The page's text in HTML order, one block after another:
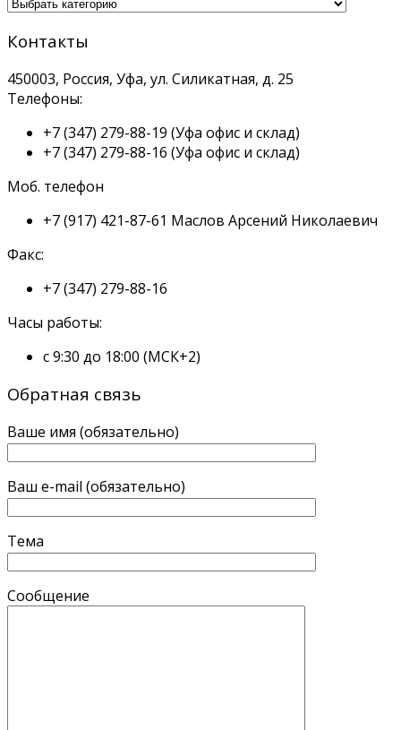
Контакты
450003, Россия, Уфа, ул. Силикатная, д. 25
Телефоны:
+7 (347) 279-88-19 (Уфа офис и склад)
+7 (347) 279-88-16 (Уфа офис и склад)
Моб. телефон
+7 (917) 421-87-61 Маслов Арсений Николаевич
Факс:
+7 (347) 279-88-16
Часы работы:
с 9:30 до 18:00 (МСК+2)
Обратная связь
Ваше имя (обязательно)
Ваш e-mail (обязательно)
Тема
Сообщение